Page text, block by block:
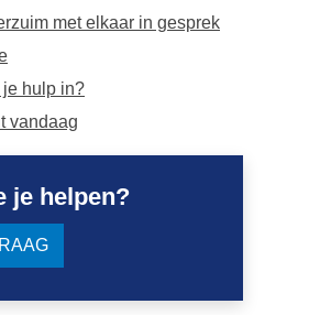
met elkaar in gesprek
hulp in?
vandaag
je helpen?